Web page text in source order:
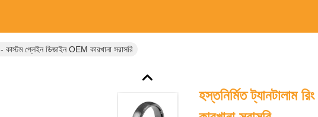
- কাস্টম প্লেইন ডিজাইন OEM কারখানা সরাসরি
হস্তনির্মিত ট্যানটালাম